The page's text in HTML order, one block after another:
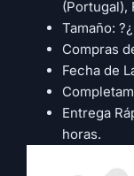
(Portugal),
Tamaño:
Compras
Fecha de
Entrega
horas.